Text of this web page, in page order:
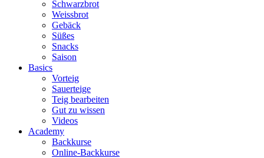
Schwarzbrot
Weissbrot
Gebäck
Süßes
Snacks
Saison
Basics
Vorteig
Sauerteige
Teig bearbeiten
Gut zu wissen
Videos
Academy
Backkurse
Online-Backkurse